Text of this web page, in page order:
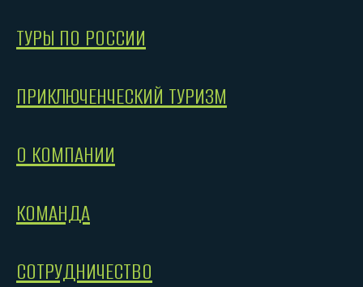
ТУРЫ ПО РОССИИ
ПРИКЛЮЧЕНЧЕСКИЙ ТУРИЗМ
О КОМПАНИИ
КОМАНДА
СОТРУДНИЧЕСТВО